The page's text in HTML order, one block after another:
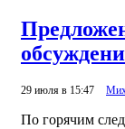
29 июля в 15:47
По горячим